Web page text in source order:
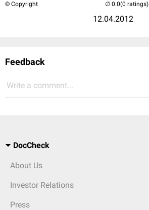
© Copyright
12.04.2012
(0 ratings)
Feedback
Write a comment...
DocCheck
About Us
Investor Relations
Press